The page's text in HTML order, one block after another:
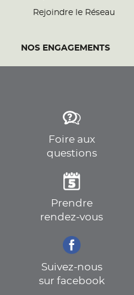
Rejoindre le Réseau
NOS ENGAGEMENTS
Foire aux
questions
Prendre
rendez-vous
Suivez-nous
sur facebook